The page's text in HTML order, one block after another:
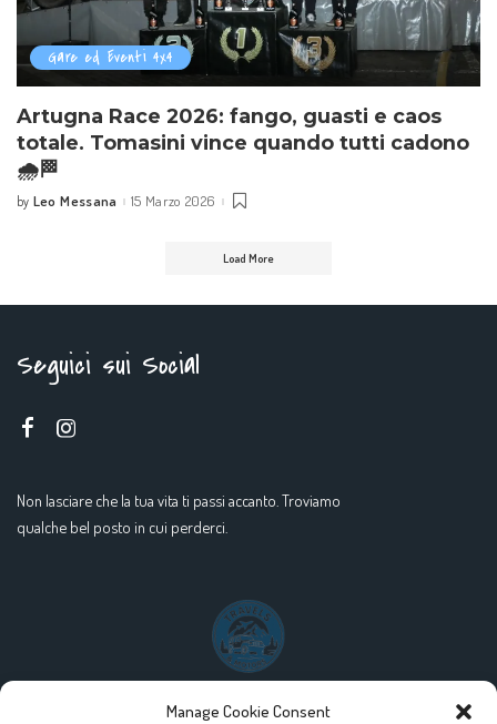
Manage Cookie Consent
Gare ed Eventi 4x4
Artugna Race 2026: fango, guasti e caos
totale. Tomasini vince quando tutti cadono
🌧️🏁
Posted
by Leo Messana 15 Marzo 2026
Load More
Seguici sui Social
Non lasciare che la tua vita ti passi accanto. Troviamo
qualche bel posto in cui perderci.